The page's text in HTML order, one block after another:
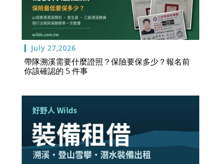
July 27,2026
帶隊溯溪需要什麼證照？保險要保多少？報名前
你該確認的 5 件事